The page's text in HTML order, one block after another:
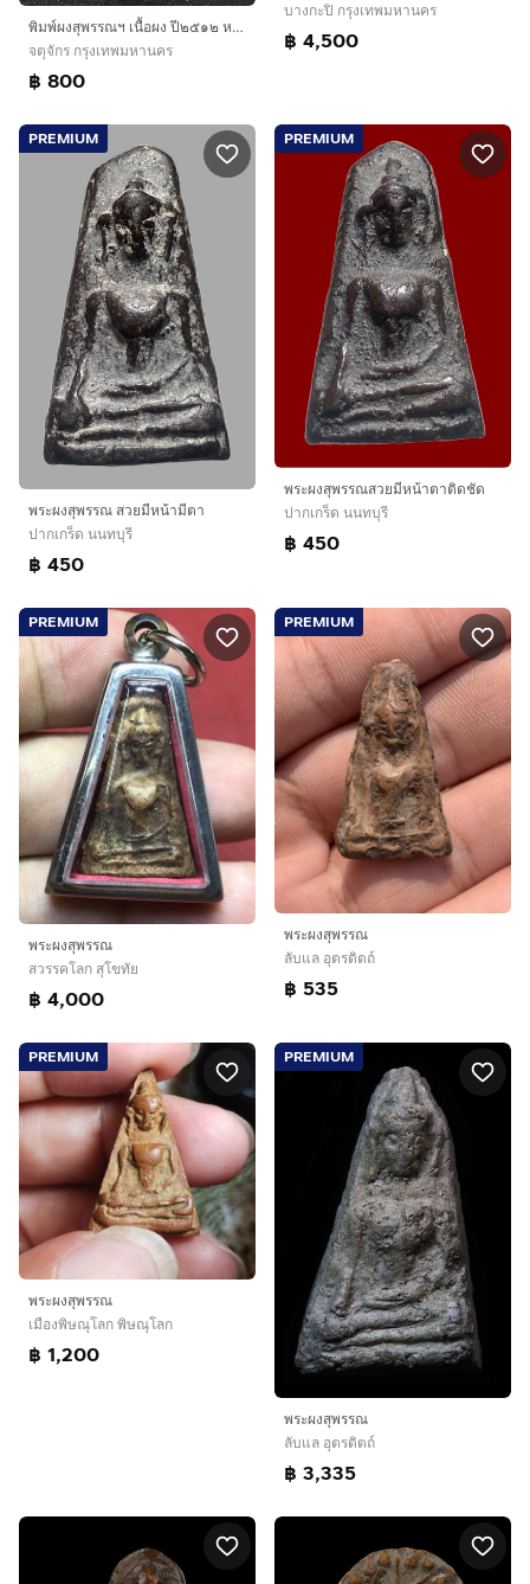
พิมพ์ผงสุพรรณฯ เนื้อผง ปี๒๕๑๒ หลวงพ่อไพฑูรย์ วัดโพธินิมิตร
จตุจักร กรุงเทพมหานคร
฿ 800
บางกะปิ กรุงเทพมหานคร
฿ 4,500
PREMIUM
พระผงสุพรรณ สวยมีหน้ามีตา
ปากเกร็ด นนทบุรี
฿ 450
PREMIUM
พระผงสุพรรณสวยมีหน้าตาติดชัด
ปากเกร็ด นนทบุรี
฿ 450
PREMIUM
พระผงสุพรรณ
สวรรคโลก สุโขทัย
฿ 4,000
PREMIUM
พระผงสุพรรณ
ลับแล อุตรดิตถ์
฿ 535
PREMIUM
พระผงสุพรรณ
เมืองพิษณุโลก พิษณุโลก
฿ 1,200
PREMIUM
พระผงสุพรรณ
ลับแล อุตรดิตถ์
฿ 3,335